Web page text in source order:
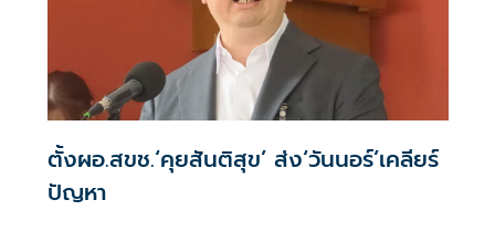
ตั้งผอ.สขช.‘คุยสันติสุข’ ส่ง‘วันนอร์’เคลียร์
ปัญหา